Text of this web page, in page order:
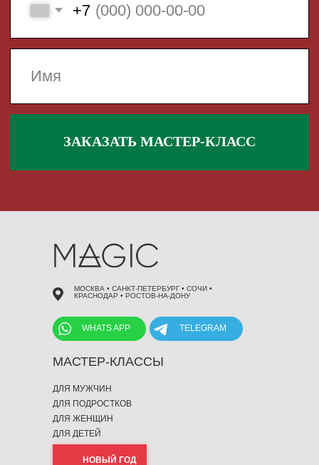
TELEGRAM
МАСТЕР-КЛАССЫ
WHATS APP
МОСКВА • САНКТ-ПЕТЕРБУРГ • СОЧИ •
КРАСНОДАР • РОСТОВ-НА-ДОНУ
ДЛЯ МУЖЧИН
ДЛЯ ПОДРОСТКОВ
ДЛЯ ЖЕНЩИН
ДЛЯ ДЕТЕЙ
НОВЫЙ ГОД
495 868 00 36